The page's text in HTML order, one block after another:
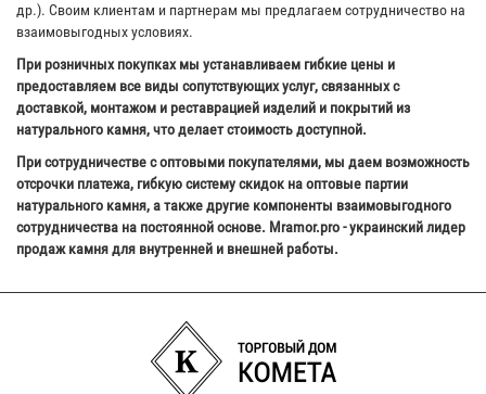
др.). Своим клиентам и партнерам мы предлагаем сотрудничество на
взаимовыгодных условиях.
При розничных покупках мы устанавливаем гибкие цены и
предоставляем все виды сопутствующих услуг, связанных с
доставкой, монтажом и реставрацией изделий и покрытий из
натурального камня, что делает стоимость доступной.
При сотрудничестве с оптовыми покупателями, мы даем возможность
отсрочки платежа, гибкую систему скидок на оптовые партии
натурального камня, а также другие компоненты взаимовыгодного
сотрудничества на постоянной основе. Mramor.pro - украинский лидер
продаж камня для внутренней и внешней работы.